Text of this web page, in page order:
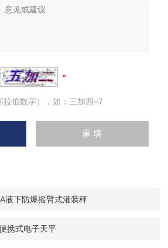
伯数字），如：三加四=7
液下防爆摇臂式灌装秤
携式电子天平